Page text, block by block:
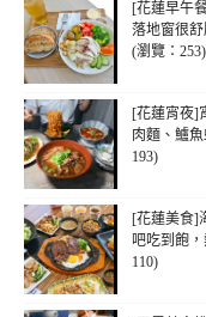
[花蓮早午
落地窗很
(瀏覽：253)
[花蓮宵夜]
肉麵、鱸
193)
[花蓮美食]
吧吃到飽
110)